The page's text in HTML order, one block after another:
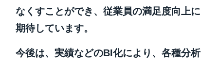
なくすことができ、従業員の満足度向上に
期待しています。
今後は、実績などのBI化により、各種分析